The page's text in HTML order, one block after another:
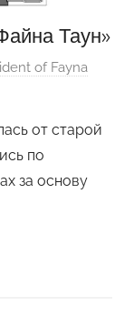
Таун»
of Fayna
от старой
по
за основу